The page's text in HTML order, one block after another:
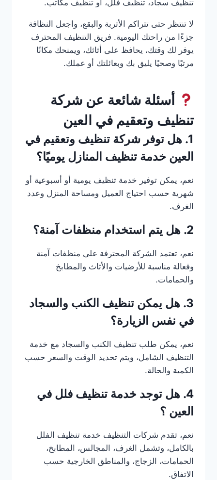
تنظيف سجاد، تنظيف فلل، أو تنظيف مكاتب.
لا تنتظر حتى تتراكم الأتربة والبقع، واجعل النظافة
جزءًا من راحتك اليومية. فريق التنظيف المحترف
يوفر لك وقتك، يحافظ على أثاثك، ويمنحك مكانًا
مرتبًا وصحيًا يليق بك وبعائلتك أو عملك.
أسئلة شائعة عن شركة
تنظيف وتعقيم في العين
1. هل توفر شركة تنظيف وتعقيم في
العين خدمة تنظيف المنازل يوميًا؟
نعم، يمكن توفير خدمة تنظيف يومية أو أسبوعية أو
شهرية حسب احتياج العميل ومساحة المنزل وعدد
الغرف.
2. هل يتم استخدام منظفات آمنة؟
نعم، تعتمد الشركة المحترفة على منظفات آمنة
وفعالة مناسبة للأرضيات والأثاث والمطابخ
والحمامات.
3. هل يمكن تنظيف الكنب والسجاد
في نفس الزيارة؟
نعم، يمكن طلب تنظيف الكنب والسجاد مع خدمة
التنظيف الشامل، ويتم تحديد الوقت والسعر حسب
الكمية والحالة.
4. هل توجد خدمة تنظيف فلل في
العين ؟
نعم، تقدم شركات التنظيف خدمة تنظيف الفلل
بالكامل، وتشمل الغرف، المجالس، المطابخ،
الحمامات، الزجاج، والمناطق الخارجية حسب
الاتفاق.